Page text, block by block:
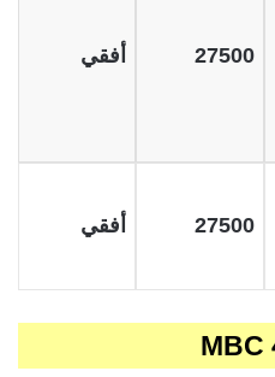
27500 أفقي
27500 أفقي